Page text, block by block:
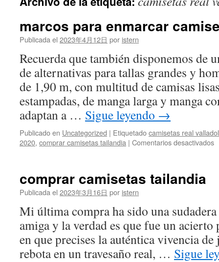
marcos para enmarcar
Publicada el 2023年4月12日 por istern
Recuerda que también disponemos de
de alternativas para tallas grandes y
de 1,90 m, con multitud de camisas
estampadas, de manga larga y manga
adaptan a … Sigue leyendo →
Publicado en Uncategorized | Etiquetadocamisetas real
2020, comprar camisetas tailandia | Comentarios desactivados
comprar camisetas tailandia
Publicada el 2023年3月16日 por istern
Mi última compra ha sido una sudadera
amiga y la verdad es que fue un
en que precises la auténtica vivencia
rebota en un travesaño real, … Sigue